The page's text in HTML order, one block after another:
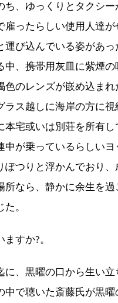
ち、ゆっくりとタクシー
雇ったらしい使用人達が
び込んでいる姿があっ
中、携帯用灰皿に紫煙の
色のレンズが嵌め込まれ
ラス越しに海岸の方に視
本宅或いは別荘を所有し
中が乗っているらしいヨ
つりと浮かんでおり、
所なら、静かに余生を過
。
すか?。
に、黒曜の口から生い立
中で聴いた斎藤氏が黒曜